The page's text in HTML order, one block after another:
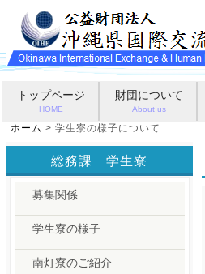
トップページ
HOME
財団について
About us
ホーム > 学生寮の様子について
総務課 学生寮
募集関係
学生寮の様子
南灯寮のご紹介